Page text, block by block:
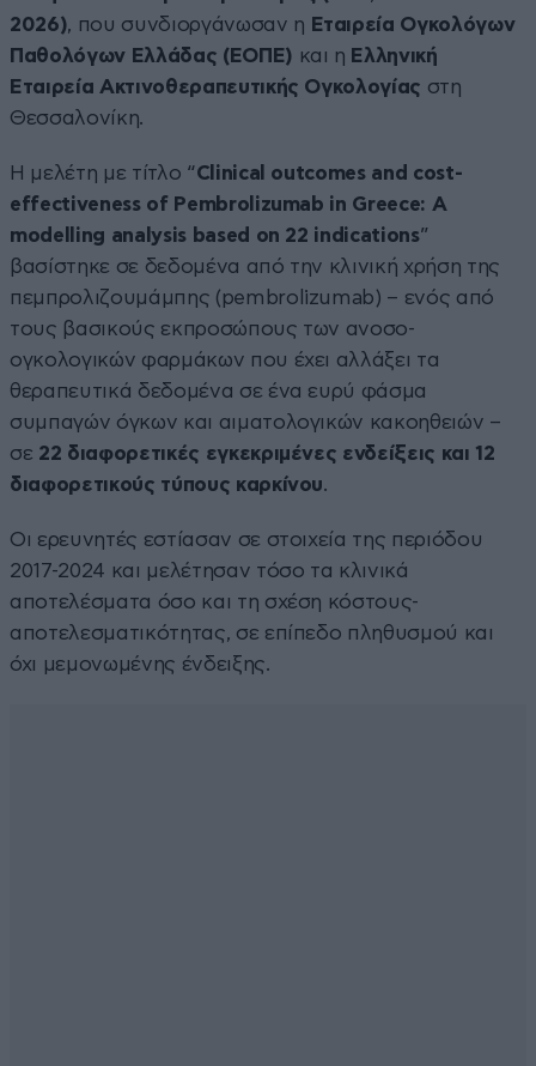
2026), που συνδιοργάνωσαν η Εταιρεία Ογκολόγων
Παθολόγων Ελλάδας (ΕΟΠΕ) και η Ελληνική
Εταιρεία Ακτινοθεραπευτικής Ογκολογίας στη
Θεσσαλονίκη.
Η μελέτη με τίτλο “Clinical outcomes and cost-
effectiveness of Pembrolizumab in Greece: A
modelling analysis based on 22 indications”
βασίστηκε σε δεδομένα από την κλινική χρήση της
πεμπρολιζουμάμπης (pembrolizumab) – ενός από
τους βασικούς εκπροσώπους των ανοσο-
ογκολογικών φαρμάκων που έχει αλλάξει τα
θεραπευτικά δεδομένα σε ένα ευρύ φάσμα
συμπαγών όγκων και αιματολογικών κακοηθειών –
σε 22 διαφορετικές εγκεκριμένες ενδείξεις και 12
διαφορετικούς τύπους καρκίνου.
Οι ερευνητές εστίασαν σε στοιχεία της περιόδου
2017-2024 και μελέτησαν τόσο τα κλινικά
αποτελέσματα όσο και τη σχέση κόστους-
αποτελεσματικότητας, σε επίπεδο πληθυσμού και
όχι μεμονωμένης ένδειξης.